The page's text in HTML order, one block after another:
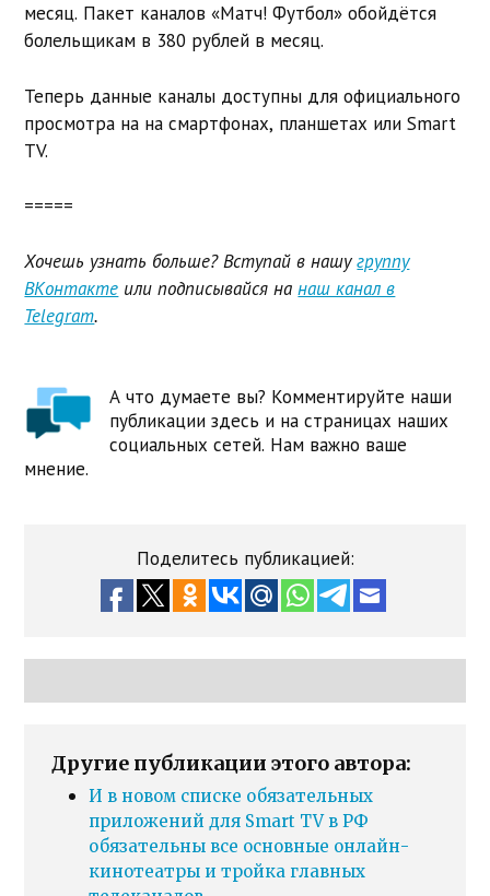
месяц. Пакет каналов «Матч! Футбол» обойдётся
болельщикам в 380 рублей в месяц.
Теперь данные каналы доступны для официального
просмотра на на смартфонах, планшетах или Smart
TV.
=====
Хочешь узнать больше? Вступай в нашугруппу
ВКонтакте или подписывайся нанаш канал в
Telegram.
А что думаете вы? Комментируйте наши
публикации здесь и на страницах наших
социальных сетей. Нам важно ваше
мнение.
Поделитесь публикацией:
Другие публикации этого автора:
И в новом списке обязательных
приложений для Smart TV в РФ
обязательны все основные онлайн-
кинотеатры и тройка главных